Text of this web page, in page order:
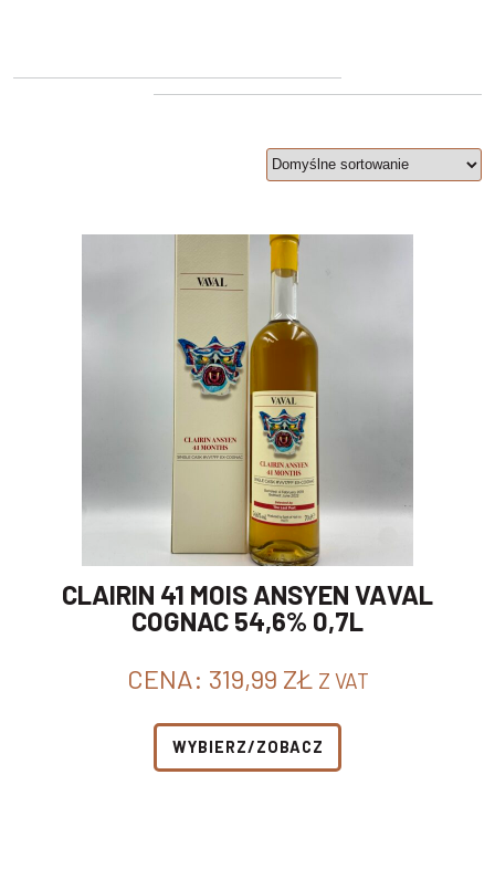
CLAIRIN 41 MOIS ANSYEN VAVAL
COGNAC 54,6% 0,7L
CENA: 319,99 ZŁ Z VAT
WYBIERZ/ZOBACZ